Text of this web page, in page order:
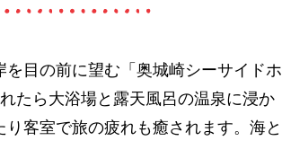
目の前に望む「奥城崎シーサイドホ
たら大浴場と露天風呂の温泉に浸か
客室で旅の疲れも癒されます。海と